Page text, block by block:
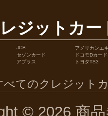
ジットカー
JCB
アメリカンエ
セゾンカード
ドコモDカード
アプラス トヨタTS3
べてのクレジット
© 2026 商